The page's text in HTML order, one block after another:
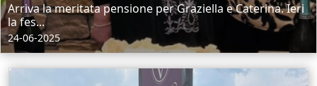
Arriva la meritata pensione per Graziella e Caterina. Ieri
la fes...
24-06-2025